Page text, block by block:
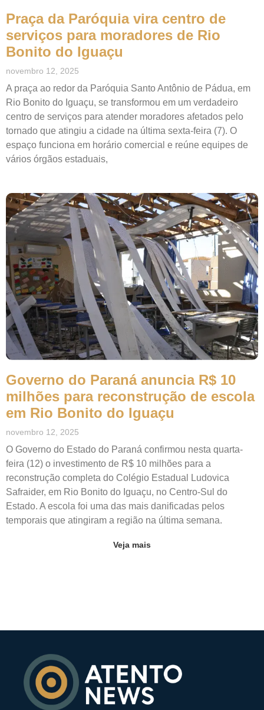
Praça da Paróquia vira centro de
serviços para moradores de Rio
Bonito do Iguaçu
novembro 12, 2025
A praça ao redor da Paróquia Santo Antônio de Pádua, em
Rio Bonito do Iguaçu, se transformou em um verdadeiro
centro de serviços para atender moradores afetados pelo
tornado que atingiu a cidade na última sexta-feira (7). O
espaço funciona em horário comercial e reúne equipes de
vários órgãos estaduais,
Governo do Paraná anuncia R$ 10
milhões para reconstrução de escola
em Rio Bonito do Iguaçu
novembro 12, 2025
O Governo do Estado do Paraná confirmou nesta quarta-
feira (12) o investimento de R$ 10 milhões para a
reconstrução completa do Colégio Estadual Ludovica
Safraider, em Rio Bonito do Iguaçu, no Centro-Sul do
Estado. A escola foi uma das mais danificadas pelos
temporais que atingiram a região na última semana.
Veja mais